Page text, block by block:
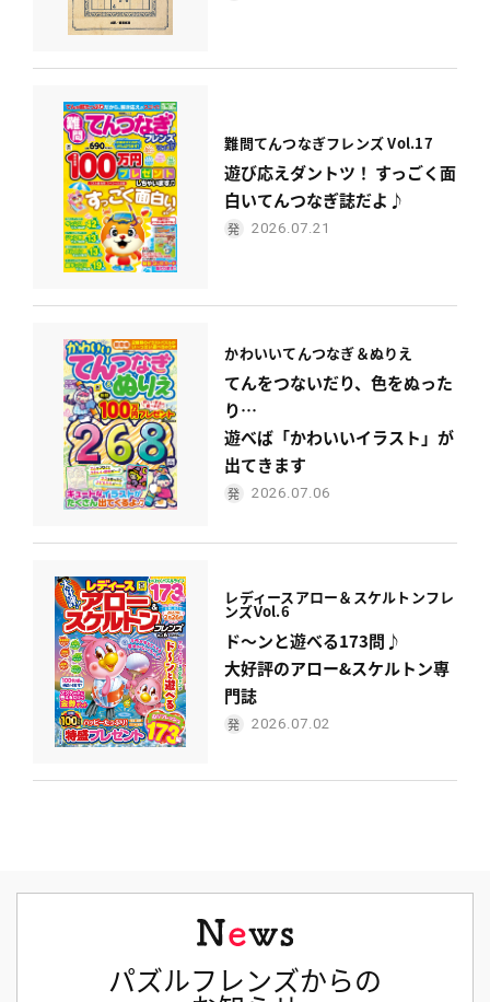
難問てんつなぎフレンズ Vol.17
遊び応えダントツ！ すっごく面
白いてんつなぎ誌だよ♪
2026.07.21
かわいいてんつなぎ＆ぬりえ
てんをつないだり、色をぬった
り…
遊べば「かわいいイラスト」が
出てきます
2026.07.06
レディース アロー＆スケルトンフレ
ンズVol.6
ド〜ンと遊べる173問♪
大好評のアロー&スケルトン専
門誌
2026.07.02
パズルフレンズからの